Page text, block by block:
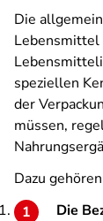
Die
speziellen
der
müssen,
Dazu
Die